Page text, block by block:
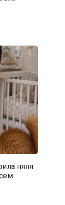
няня.